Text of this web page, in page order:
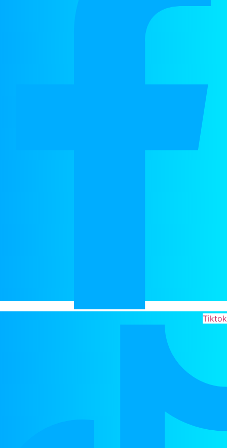
Tiktok